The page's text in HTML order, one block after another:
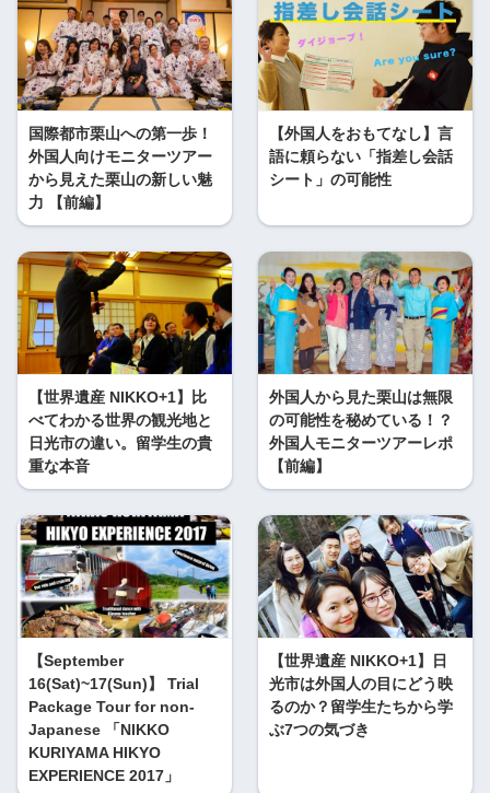
国際都市栗山への第一歩！
外国人向けモニターツアー
から見えた栗山の新しい魅
力 【前編】
【外国人をおもてなし】言
語に頼らない「指差し会話
シート」の可能性
【世界遺産 NIKKO+1】比
べてわかる世界の観光地と
日光市の違い。留学生の貴
重な本音
外国人から見た栗山は無限
の可能性を秘めている！？
外国人モニターツアーレポ
【前編】
【September
16(Sat)~17(Sun)】 Trial
Package Tour for non-
Japanese 「NIKKO
KURIYAMA HIKYO
EXPERIENCE 2017」
【世界遺産 NIKKO+1】日
光市は外国人の目にどう映
るのか？留学生たちから学
ぶ7つの気づき